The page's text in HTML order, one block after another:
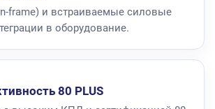
frame) и встраиваемые силовые
в оборудование.
80 PLUS